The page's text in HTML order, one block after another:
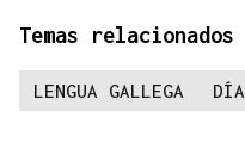
Temas relacionados
LENGUA GALLEGA